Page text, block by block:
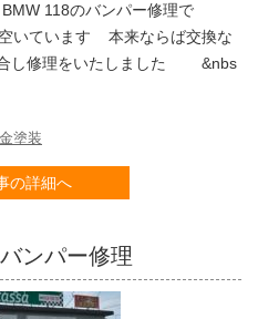
118のバンパー修理で
いています 本来ならば交換な
合し修理をいたしました &nbs
塗装
の詳細へ
ンパー修理